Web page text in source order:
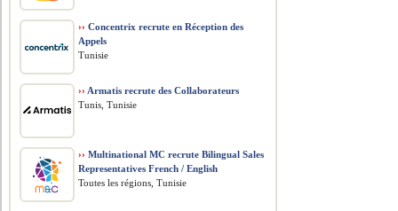
›› Concentrix recrute en Réception des
Appels
Tunisie
›› Armatis recrute des Collaborateurs
Tunis, Tunisie
›› Multinational MC recrute Bilingual Sales
Representatives French / English
Toutes les régions, Tunisie